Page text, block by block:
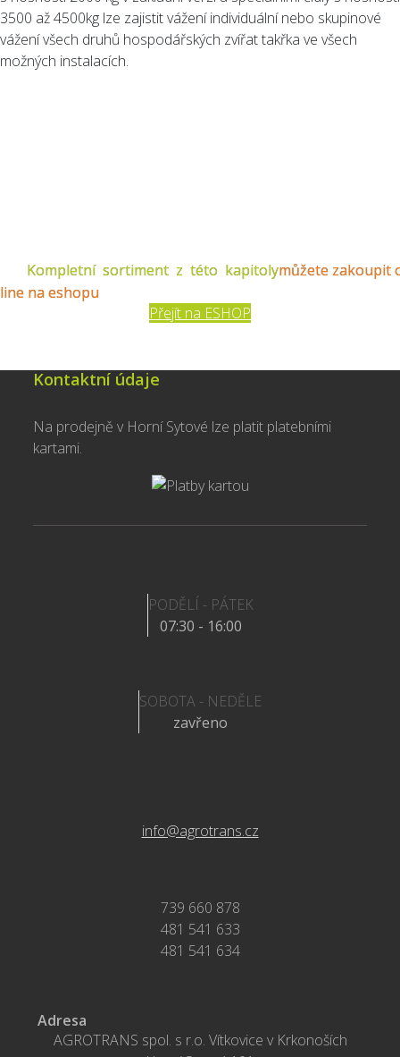
3500 až 4500kg lze zajistit vážení individuální nebo skupinové
vážení všech druhů hospodářských zvířat takřka ve všech
možných instalacích.
Kompletní sortiment z této kapitolymůžete zakoupit
line na eshopu
Přejít na ESHOP
Kontaktní údaje
Na prodejně v Horní Sytové lze platit platebními
kartami.
PODĚLÍ - PÁTEK
07:30 - 16:00
SOBOTA - NEDĚLE
zavřeno
info@agrotrans.cz
739 660 878
481 541 633
481 541 634
Adresa
AGROTRANS spol. s r.o. Vítkovice v Krkonoších